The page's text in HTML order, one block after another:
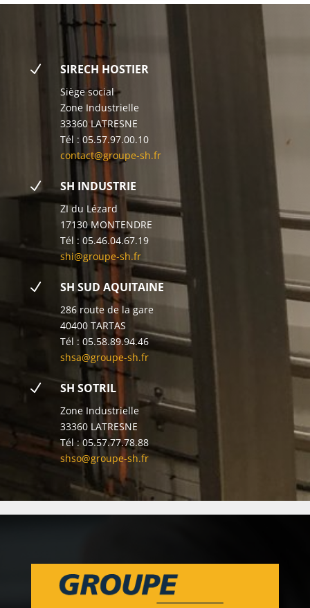
N SIRECH HOSTIER
Siège social
Zone Industrielle
33360 LATRESNE
Tél : 05.57.97.00.10
contact@groupe-sh.fr
N SH INDUSTRIE
ZI du Lézard
17130 MONTENDRE
Tél : 05.46.04.67.19
shi@groupe-sh.fr
N SH SUD AQUITAINE
286 route de la gare
40400 TARTAS
Tél : 05.58.89.94.46
shsa@groupe-sh.fr
N SH SOTRIL
Zone Industrielle
33360 LATRESNE
Tél : 05.57.77.78.88
shso@groupe-sh.fr